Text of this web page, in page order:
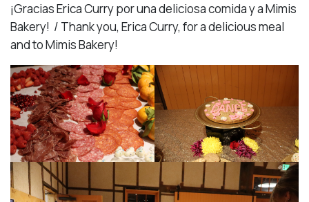
¡Gracias Erica Curry por una deliciosa comida y a Mimis
Bakery! / Thank you, Erica Curry, for a delicious meal
and to Mimis Bakery!